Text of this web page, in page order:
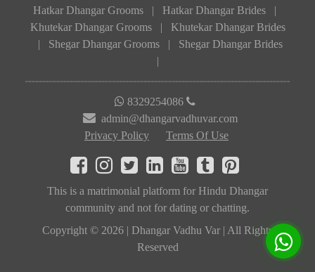
Hatkar Dhangar Grooms | Hatkar Dhangar Brides
|
Khutekar Dhangar Grooms
|
Khutekar Dhangar Brides
|
Shegar Dhangar Grooms |
Shegar Dhangar Brides
|
8329254086
admin@dhangarvadhuvar.com
Privacy Policy
Terms Of Use
This is a matrimonial platform for Hindu Dhangar
community and not for dating or chatting.
Copyright © 2026 | Dhangar Vadhu Var | All Rights
Reserved